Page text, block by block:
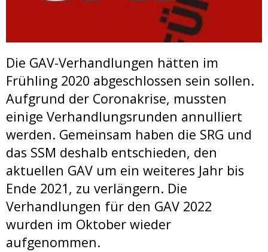
Die GAV-Verhandlungen hätten im
Frühling 2020 abgeschlossen sein sollen.
Aufgrund der Coronakrise, mussten
einige Verhandlungsrunden annulliert
werden. Gemeinsam haben die SRG und
das SSM deshalb entschieden, den
aktuellen GAV um ein weiteres Jahr bis
Ende 2021, zu verlängern. Die
Verhandlungen für den GAV 2022
wurden im Oktober wieder
aufgenommen.